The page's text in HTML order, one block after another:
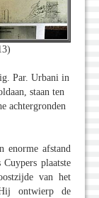
Par. Urbani in
staan ten
achtergronden
enorme afstand
plaatste
van het
ontwierp de